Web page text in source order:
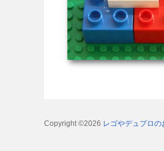
Copyright ©2026 レゴやデュプロ